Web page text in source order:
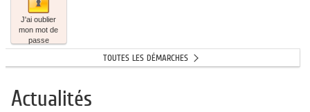
famille
oublier
mon
mot
de
passe
J'ai oublier
mon mot de
passe
TOUTES LES DÉMARCHES
Actualités